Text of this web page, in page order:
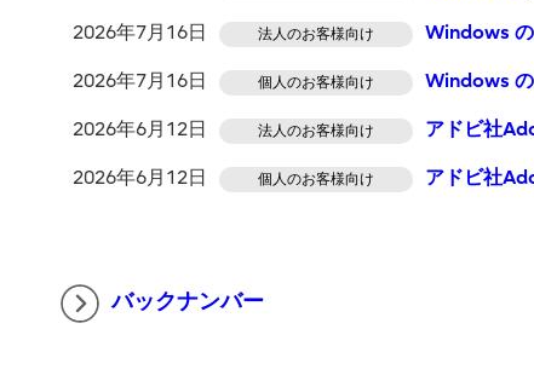
2026年7月16日 法人のお客様向け Windows
2026年7月16日 個人のお客様向け Windows
2026年6月12日 法人のお客様向け アドビ社
2026年6月12日 個人のお客様向け アドビ社
バックナンバー